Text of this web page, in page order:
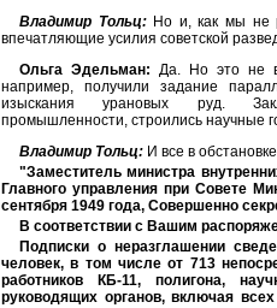
Владимир Тольц: Но и, как мы не
впечатляющие усилия советской
Ольга Эдельман: Да. Но это не
например, получили задание
изыскания урановых руд.
промышленности, строились научные
Владимир Тольц: И все в
"Заместитель министра
Главного управления при Совете
сентября 1949 года, Совершенно
В соответствии с Вашим
Подписки о неразглашении
человек, в том числе от 713
работников КБ-11, полигона,
руководящих органов, включая